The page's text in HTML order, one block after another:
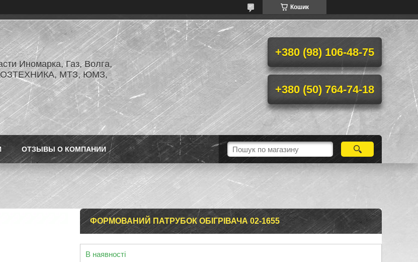
Кошик
Иномарка, Газ, Волга,
МТЗ, ЮМЗ,
+380 (98) 106-48-75
+380 (50) 764-74-18
ОТЗЫВЫ О КОМПАНИИ
ФОРМОВАНИЙ ПАТРУБОК ОБІГРІВАЧА 02-1655
В наявності